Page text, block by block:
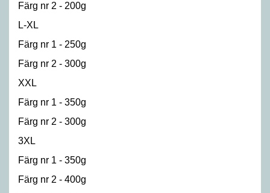
Färg nr 2 - 200g
L-XL
Färg nr 1 - 250g
Färg nr 2 - 300g
XXL
Färg nr 1 - 350g
Färg nr 2 - 300g
3XL
Färg nr 1 - 350g
Färg nr 2 - 400g